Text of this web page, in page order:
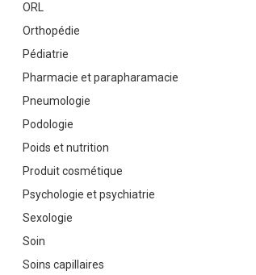
ORL
Orthopédie
Pédiatrie
Pharmacie et parapharamacie
Pneumologie
Podologie
Poids et nutrition
Produit cosmétique
Psychologie et psychiatrie
Sexologie
Soin
Soins capillaires